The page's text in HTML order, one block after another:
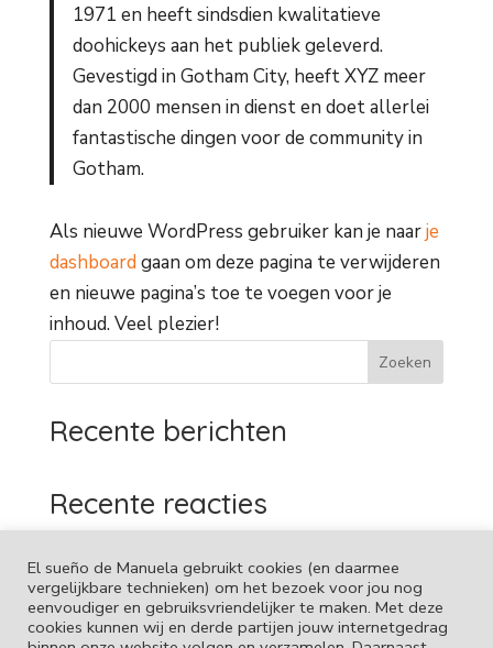
1971 en heeft sindsdien kwalitatieve
doohickeys aan het publiek geleverd.
Gevestigd in Gotham City, heeft XYZ meer
dan 2000 mensen in dienst en doet allerlei
fantastische dingen voor de community in
Gotham.
Als nieuwe WordPress gebruiker kan je naarje
dashboard gaan om deze pagina te verwijderen
en nieuwe pagina’s toe te voegen voor je
inhoud. Veel plezier!
Zoeken
Recente berichten
Recente reacties
El sueño de Manuela gebruikt cookies (en daarmee
vergelijkbare technieken) om het bezoek voor jou nog
eenvoudiger en gebruiksvriendelijker te maken. Met deze
cookies kunnen wij en derde partijen jouw internetgedrag